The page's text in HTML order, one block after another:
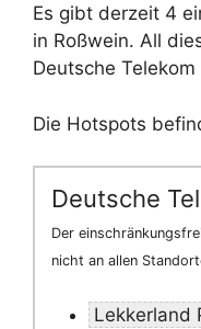
Es gibt derzeit 4
in Roßwein. All
Deutsche
Die Hotspots
Deutsche
Der
nicht an allen
Lekkerland